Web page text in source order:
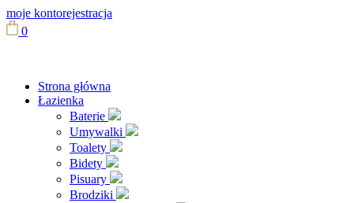
moje kontorejestracja
0
Strona główna
Łazienka
Baterie
Umywalki
Toalety
Bidety
Pisuary
Brodziki